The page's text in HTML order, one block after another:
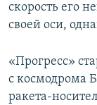
скорость его
своей оси,
«Прогресс»
с космодрома
ракета-